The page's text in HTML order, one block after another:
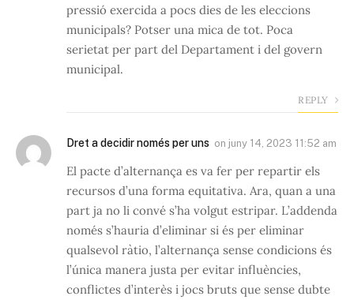
pressió exercida a pocs dies de les eleccions
municipals? Potser una mica de tot. Poca
serietat per part del Departament i del govern
municipal.
REPLY
Dret a decidir només per uns on juny 14, 2023 11:52 am
El pacte d’alternança es va fer per repartir els
recursos d’una forma equitativa. Ara, quan a una
part ja no li convé s’ha volgut estripar. L’addenda
només s’hauria d’eliminar si és per eliminar
qualsevol ràtio, l’alternança sense condicions és
l’única manera justa per evitar influències,
conflictes d’interès i jocs bruts que sense dubte